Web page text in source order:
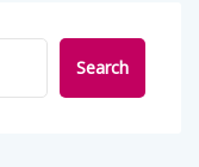
Search